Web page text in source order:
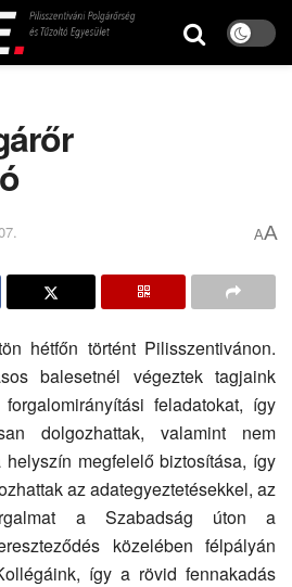
AA
hétfőn történt Pilisszentivánon.
balesetnél végeztek tagjaink
feladatokat, így
dolgozhattak, valamint nem
megfelelő biztosítása, így
az adategyeztetésekkel, az
a Szabadság úton a
közelében félpályán
így a rövid fennakadás